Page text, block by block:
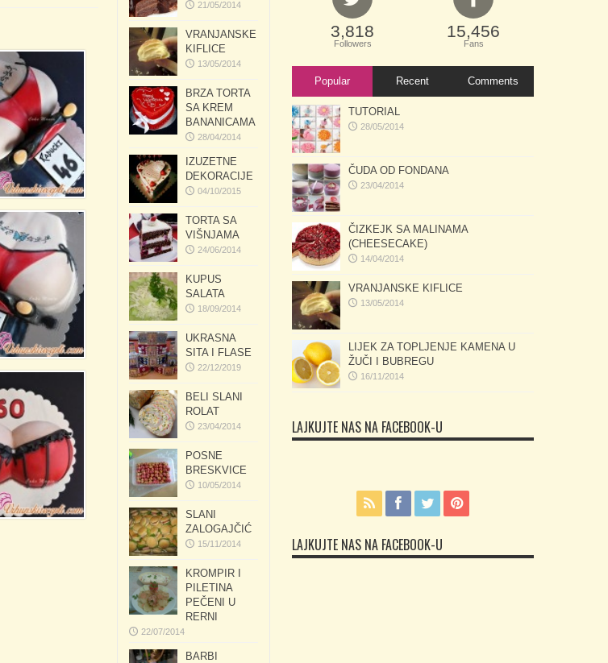
21/05/2014
VRANJANSKE
KIFLICE
13/05/2014
BRZA TORTA
SA KREM
BANANICAMA
28/04/2014
IZUZETNE
DEKORACIJE
04/10/2015
TORTA SA
VIŠNJAMA
24/06/2014
KUPUS
SALATA
18/09/2014
UKRASNA
SITA I FLASE
22/12/2019
BELI SLANI
ROLAT
23/04/2014
POSNE
BRESKVICE
10/05/2014
SLANI
ZALOGAJČIĆ
15/11/2014
KROMPIR I
PILETINA
PEČENI U
RERNI
22/07/2014
BARBI
3,818
Followers
15,456
Fans
Popular Recent Comments
TUTORIAL
28/05/2014
ČUDA OD FONDANA
23/04/2014
ČIZKEJK SA MALINAMA
(CHEESECAKE)
14/04/2014
VRANJANSKE KIFLICE
13/05/2014
LIJEK ZA TOPLJENJE KAMENA U
ŽUČI I BUBREGU
16/11/2014
LAJKUJTE NAS NA FACEBOOK-U
LAJKUJTE NAS NA FACEBOOK-U